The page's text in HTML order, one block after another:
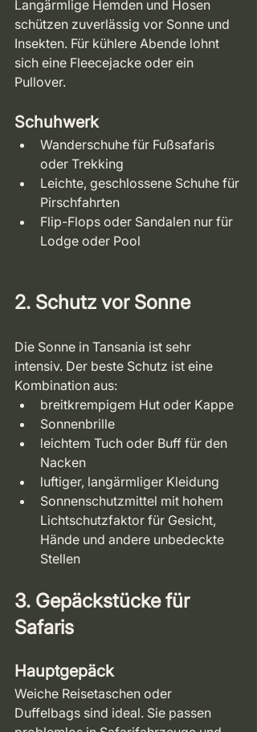
Langärmlige Hemden und Hosen
schützen zuverlässig vor Sonne und
Insekten. Für kühlere Abende lohnt
sich eine Fleecejacke oder ein
Pullover.
Schuhwerk
Wanderschuhe für Fußsafaris
oder Trekking
Leichte, geschlossene Schuhe für
Pirschfahrten
Flip-Flops oder Sandalen nur für
Lodge oder Pool
2. Schutz vor Sonne
Die Sonne in Tansania ist sehr
intensiv. Der beste Schutz ist eine
Kombination aus:
breitkrempigem Hut oder Kappe
Sonnenbrille
leichtem Tuch oder Buff für den
Nacken
luftiger, langärmliger Kleidung
Sonnenschutzmittel mit hohem
Lichtschutzfaktor für Gesicht,
Hände und andere unbedeckte
Stellen
3. Gepäckstücke für
Safaris
Hauptgepäck
Weiche Reisetaschen oder
Duffelbags sind ideal. Sie passen